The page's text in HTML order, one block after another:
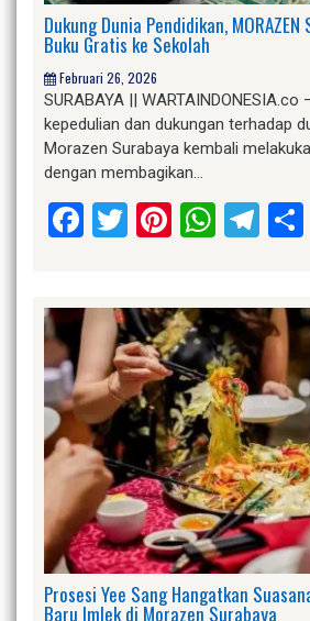
Dukung Dunia Pendidikan,
Buku Gratis ke Sekolah
Februari 26, 2026
SURABAYA ||
kepedulian dan dukungan terhadap
Morazen Surabaya kembali
dengan membagikan…
Facebook
Twitter
Pinterest
Prosesi Yee Sang Hangatkan
Baru Imlek di Morazen Surabaya